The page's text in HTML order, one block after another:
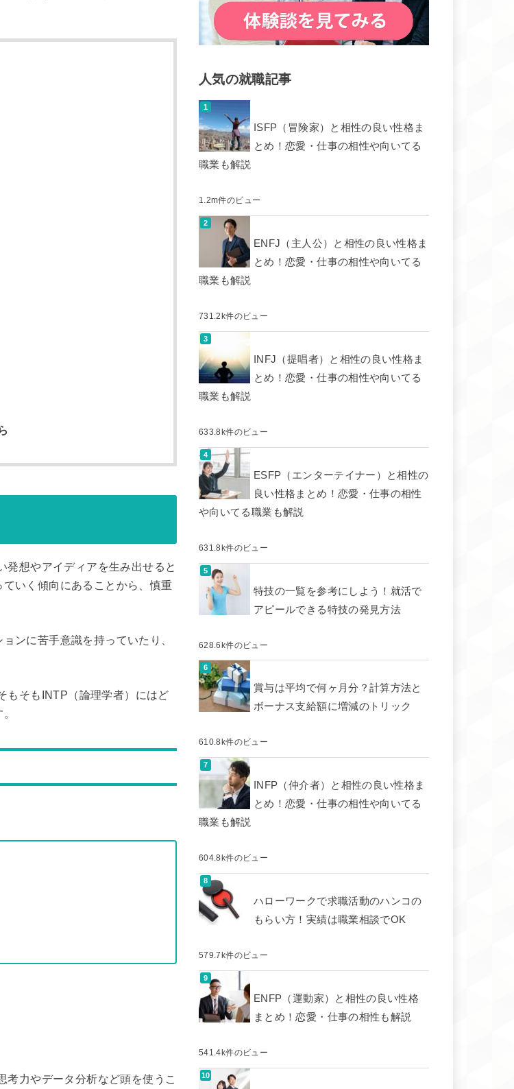
発想やアイディアを生み出せると
いく傾向にあることから、慎重
ンに苦手意識を持っていたり、
もそもINTP（論理学者）にはど
考力やデータ分析など頭を使うこ
人気の就職記事
ISFP（冒険家）と相性の良い性格ま
とめ！恋愛・仕事の相性や向いてる
職業も解説
1.2m件のビュー
ENFJ（主人公）と相性の良い性格ま
とめ！恋愛・仕事の相性や向いてる
職業も解説
731.2k件のビュー
INFJ（提唱者）と相性の良い性格ま
とめ！恋愛・仕事の相性や向いてる
職業も解説
633.8k件のビュー
ESFP（エンターテイナー）と相性の
良い性格まとめ！恋愛・仕事の相性
や向いてる職業も解説
631.8k件のビュー
特技の一覧を参考にしよう！就活で
アピールできる特技の発見方法
628.6k件のビュー
賞与は平均で何ヶ月分？計算方法と
ボーナス支給額に増減のトリック
610.8k件のビュー
INFP（仲介者）と相性の良い性格ま
とめ！恋愛・仕事の相性や向いてる
職業も解説
604.8k件のビュー
ハローワークで求職活動のハンコの
もらい方！実績は職業相談でOK
579.7k件のビュー
ENFP（運動家）と相性の良い性格
まとめ！恋愛・仕事の相性も解説
541.4k件のビュー